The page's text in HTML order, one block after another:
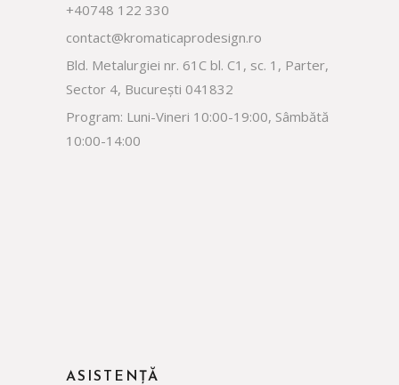
+40748 122 330
contact@kromaticaprodesign.ro
Bld. Metalurgiei nr. 61C bl. C1, sc. 1, Parter,
Sector 4, București 041832
Program: Luni-Vineri 10:00-19:00, Sâmbătă
10:00-14:00
ASISTENȚĂ